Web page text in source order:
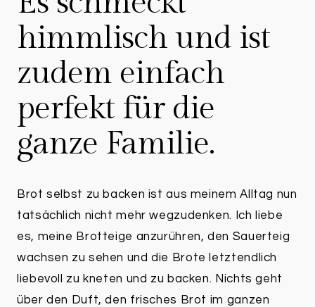
himmlisch und ist
zudem einfach
perfekt für die
ganze Familie.
Brot selbst zu backen ist aus meinem Alltag nun
tatsächlich nicht mehr wegzudenken. Ich liebe
es, meine Brotteige anzurühren, den Sauerteig
wachsen zu sehen und die Brote letztendlich
liebevoll zu kneten und zu backen. Nichts geht
über den Duft, den frisches Brot im ganzen